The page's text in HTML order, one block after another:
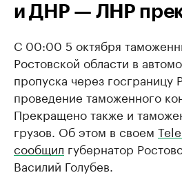
и ДНР — ЛНР
С 00:00 5 октября
Ростовской области в
пропуска через госграницу
проведение таможенного
Прекращено также и
грузов. Об этом в своем
сообщил губернатор
Василий Голубев.